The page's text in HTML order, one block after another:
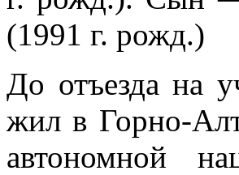
(1991 г. рожд.)
До отъезда на
жил в Горно-
автономной